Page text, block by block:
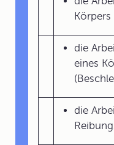
Körpers
die
eines
die